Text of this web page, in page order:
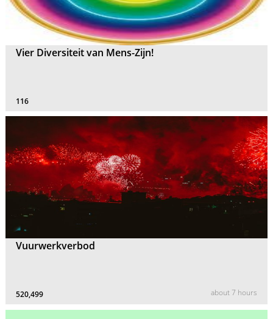
Vier Diversiteit van Mens-Zijn!
116
Vuurwerkverbod
520,499 about 7 hours